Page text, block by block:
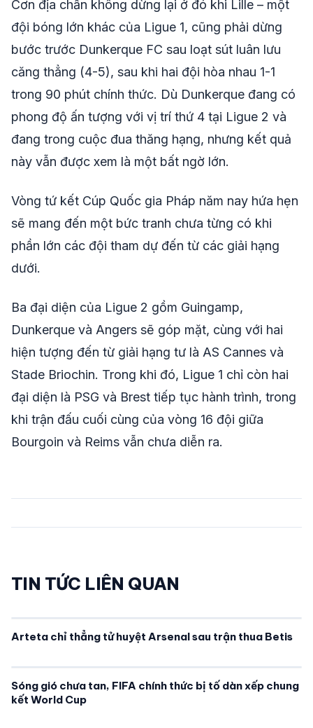
Cơn địa chấn không dừng lại ở đó khi Lille – một
đội bóng lớn khác của Ligue 1, cũng phải dừng
bước trước Dunkerque FC sau loạt sút luân lưu
căng thẳng (4-5), sau khi hai đội hòa nhau 1-1
trong 90 phút chính thức. Dù Dunkerque đang có
phong độ ấn tượng với vị trí thứ 4 tại Ligue 2 và
đang trong cuộc đua thăng hạng, nhưng kết quả
này vẫn được xem là một bất ngờ lớn.
Vòng tứ kết Cúp Quốc gia Pháp năm nay hứa hẹn
sẽ mang đến một bức tranh chưa từng có khi
phần lớn các đội tham dự đến từ các giải hạng
dưới.
Ba đại diện của Ligue 2 gồm Guingamp,
Dunkerque và Angers sẽ góp mặt, cùng với hai
hiện tượng đến từ giải hạng tư là AS Cannes và
Stade Briochin. Trong khi đó, Ligue 1 chỉ còn hai
đại diện là PSG và Brest tiếp tục hành trình, trong
khi trận đấu cuối cùng của vòng 16 đội giữa
Bourgoin và Reims vẫn chưa diễn ra.
TIN TỨC LIÊN QUAN
Arteta chỉ thẳng tử huyệt Arsenal sau trận thua Betis
Sóng gió chưa tan, FIFA chính thức bị tố dàn xếp chung
kết World Cup